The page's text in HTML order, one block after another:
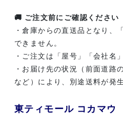
🚚 ご注文前にご確認ください
・倉庫からの直送品となり、
できません。
・ご注文は「屋号」「会社名
・お届け先の状況（前面道路
など）により、別途送料が発
東ティモール コカマウ